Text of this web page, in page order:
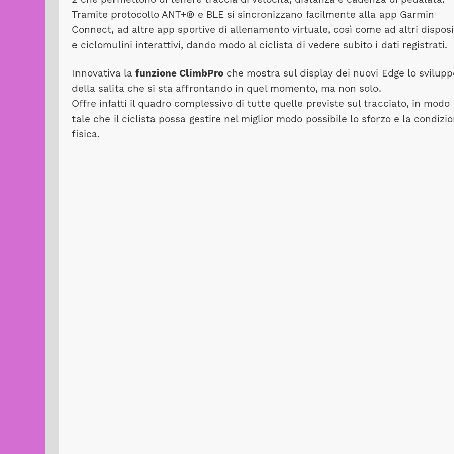
Tramite protocollo ANT+® e BLE si sincronizzano facilmente alla app Garmin
Connect, ad altre app sportive di allenamento virtuale, così come ad altri
e ciclomulini interattivi, dando modo al ciclista di vedere subito i dati registrati.
Innovativa la funzione ClimbPro che mostra sul display dei nuovi Edge lo
della salita che si sta affrontando in quel momento, ma non solo.
Offre infatti il quadro complessivo di tutte quelle previste sul tracciato, in modo
tale che il ciclista possa gestire nel miglior modo possibile lo sforzo e la
fisica.